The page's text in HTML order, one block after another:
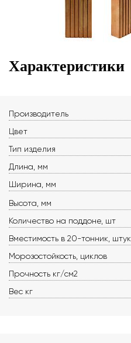
Характеристики
Производитель
Цвет
Тип изделия
Длина, мм
Ширина, мм
Высота, мм
Количество на поддоне, шт
Вместимость в 20-тонник, штук
Морозостойкость, циклов
Прочность кг/см2
Вес кг